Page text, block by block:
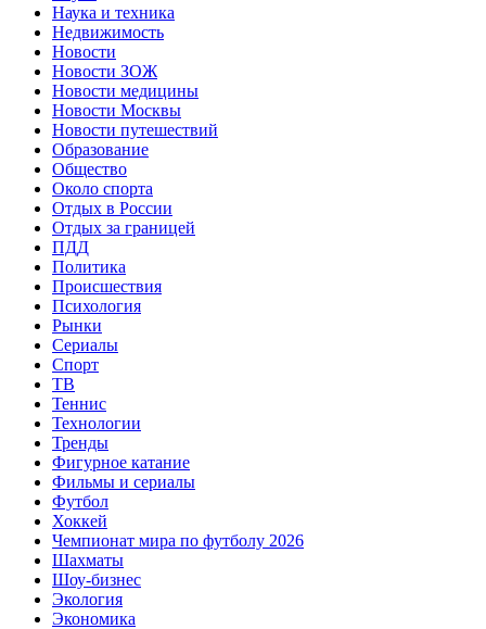
Наука и техника
Недвижимость
Новости
Новости ЗОЖ
Новости медицины
Новости Москвы
Новости путешествий
Образование
Общество
Около спорта
Отдых в России
Отдых за границей
ПДД
Политика
Происшествия
Психология
Рынки
Сериалы
Спорт
ТВ
Теннис
Технологии
Тренды
Фигурное катание
Фильмы и сериалы
Футбол
Хоккей
Чемпионат мира по футболу 2026
Шахматы
Шоу-бизнес
Экология
Экономика